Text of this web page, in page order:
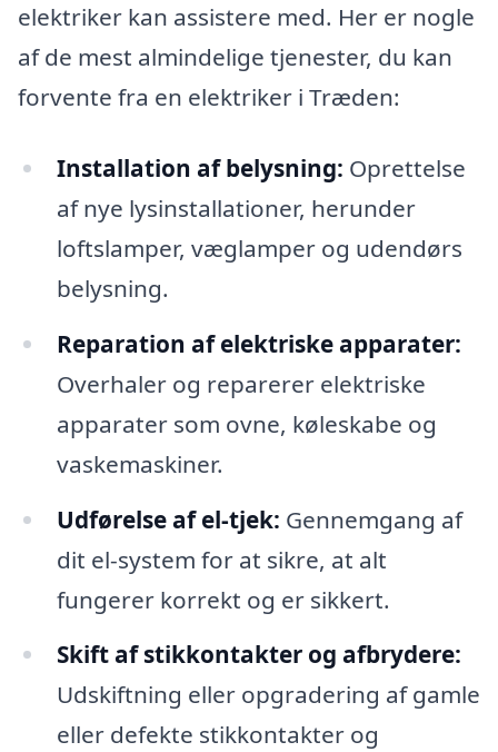
elektriker kan assistere med. Her er nogle
af de mest almindelige tjenester, du kan
forvente fra en elektriker i Træden:
Installation af belysning: Oprettelse
af nye lysinstallationer, herunder
loftslamper, væglamper og udendørs
belysning.
Reparation af elektriske apparater:
Overhaler og reparerer elektriske
apparater som ovne, køleskabe og
vaskemaskiner.
Udførelse af el-tjek: Gennemgang af
dit el-system for at sikre, at alt
fungerer korrekt og er sikkert.
Skift af stikkontakter og afbrydere:
Udskiftning eller opgradering af gamle
eller defekte stikkontakter og